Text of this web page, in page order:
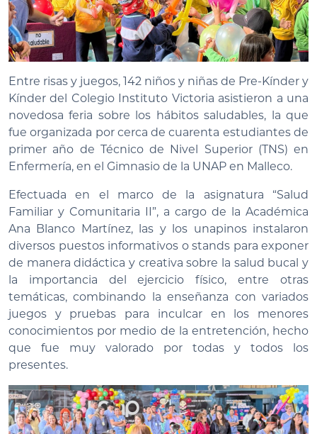
Entre risas y juegos, 142 niños y niñas de Pre-Kínder y
Kínder del Colegio Instituto Victoria asistieron a una
novedosa feria sobre los hábitos saludables, la que
fue organizada por cerca de cuarenta estudiantes de
primer año de Técnico de Nivel Superior (TNS) en
Enfermería, en el Gimnasio de la UNAP en Malleco.
Efectuada en el marco de la asignatura “Salud
Familiar y Comunitaria II”, a cargo de la Académica
Ana Blanco Martínez, las y los unapinos instalaron
diversos puestos informativos o stands para exponer
de manera didáctica y creativa sobre la salud bucal y
la importancia del ejercicio físico, entre otras
temáticas, combinando la enseñanza con variados
juegos y pruebas para inculcar en los menores
conocimientos por medio de la entretención, hecho
que fue muy valorado por todas y todos los
presentes.